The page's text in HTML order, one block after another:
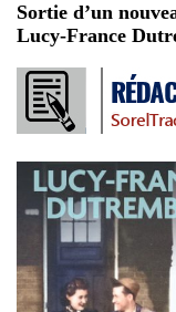
Sortie d’un
Lucy-France